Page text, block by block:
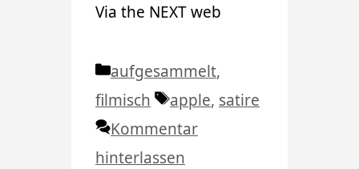
Via the NEXT web
Kategorien
aufgesammelt,
filmisch
Schlagwörter
apple, satire
Kommentar
hinterlassen